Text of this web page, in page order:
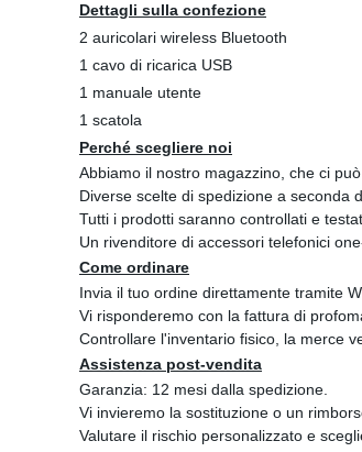
Dettagli sulla confezione
2 auricolari wireless Bluetooth
1 cavo di ricarica USB
1 manuale utente
1 scatola
Perché scegliere noi
Abbiamo il nostro magazzino, che ci
Diverse scelte di spedizione a seconda
Tutti i prodotti saranno controllati e
Un rivenditore di accessori telefonici
Come ordinare
Invia il tuo ordine direttamente tramite
Vi risponderemo con la fattura di
Controllare l'inventario fisico, la merce
Assistenza post-vendita
Garanzia: 12 mesi dalla spedizione.
Vi invieremo la sostituzione o un
Valutare il rischio personalizzato e